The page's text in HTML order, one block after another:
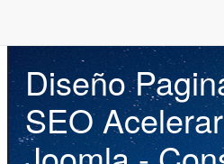
Diseño
SEO